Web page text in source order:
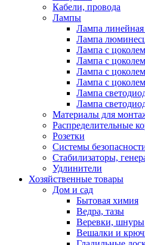
Кабели, провода
Лампы
Лампа
Лампа
Лампа с
Лампа с
Лампа с
Лампа с
Лампа
Лампа
Материалы для
Распределительные
Розетки
Системы
Стабилизаторы,
Удлинители
Хозяйственные товары
Дом и сад
Бытовая химия
Ведра, тазы
Веревки, шнуры
Вешалки и